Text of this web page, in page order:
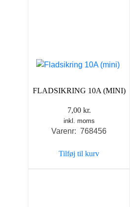
FLADSIKRING 10A (MINI)
7,00 kr.
inkl. moms
Varenr: 768456
Tilføj til kurv